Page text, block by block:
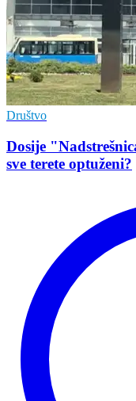
Društvo
Dosije
sve terete optuženi?